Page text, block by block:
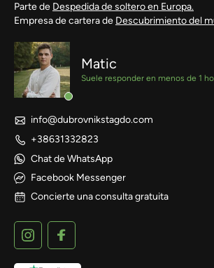
Parte de Despedida de soltero en Europa.
Empresa de cartera de Descubrimiento del
Matic
Suele responder en menos de 1
info@dubrovnikstagdo.com
+38631332823
Chat de WhatsApp
Facebook Messenger
Concierte una consulta gratuita